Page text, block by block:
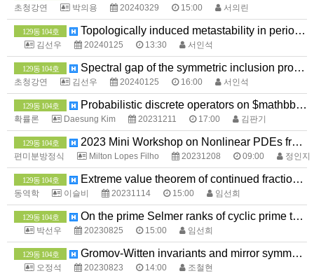
초청강연 박의용 20240329 15:00 서의린
129동 104호 Topologically induced metastability in periodic XY chain
김선우 20240125 13:30 서인석
129동 104호 Spectral gap of the symmetric inclusion process: non-log-concave regime
초청강연 김선우 20240125 16:00 서인석
129동 104호 Probabilistic discrete operators on $mathbb{Z}^d$
확률론 Daesung Kim 20231211 17:00 김판기
129동 104호 2023 Mini Workshop on Nonlinear PDEs from Fluid Mechanics
편미분방정식 Milton Lopes Filho 20231208 09:00 정인지
129동 104호 Extreme value theorem of continued fractions and geodesic flows
동역학 이슬비 20231114 15:00 임선희
129동 104호 On the prime Selmer ranks of cyclic prime twist families of elliptic curves over global function fields
박선우 20230825 15:00 임선희
129동 104호 Gromov-Witten invariants and mirror symmetry
오정석 20230823 14:00 조철현